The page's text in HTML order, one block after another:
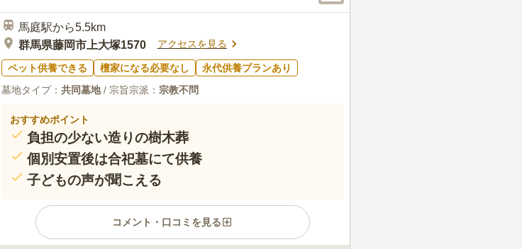
馬庭駅から5.5km
群馬県藤岡市上大塚1570
アクセスを見る
ペット供養できる 檀家になる必要なし
永代供養プランあり
墓地タイプ： 共同墓地/ 宗旨宗派： 宗教不問
おすすめポイント
負担の少ない造りの樹木葬
個別安置後は合祀墓にて供養
子どもの声が聞こえる
コメント・口コミを見る